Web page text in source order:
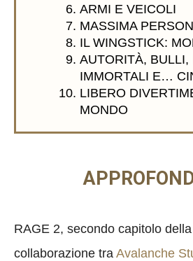
ARMI E VEICOLI
MASSIMA
IL WINGSTICK:
AUTORITÀ, BULLI,
IMMORTALI E…
LIBERO
MONDO
RAGE 2, secondo capitolo
collaborazione tra Avalanche